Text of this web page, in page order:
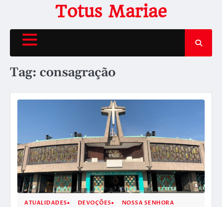
content
Totus Mariae
Tag: consagração
ATUALIDADES DEVOÇÕES NOSSA SENHORA